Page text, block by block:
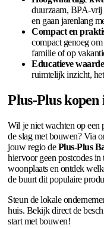
duurzaam, BPA-vrij
en gaan jarenlang
Compact en
compact genoeg
familie of op
Educatieve
ruimtelijk inzicht,
Plus-Plus
Wil je niet wachten op een
de slag met bouwen? Via
jouw regio dePlus-Plus
hiervoor geen postcodes
woonplaats en ontdek
de buurt dit populaire
Steun de lokale
huis. Bekijk direct de
start met bouwen!